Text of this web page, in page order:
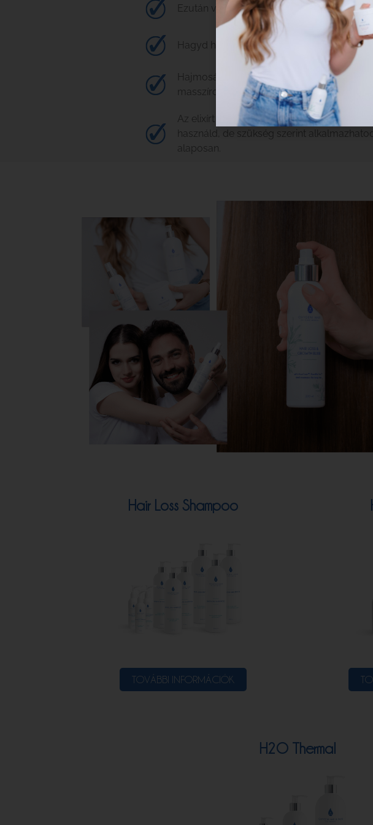
Ezután vigyél fel egy diónyi mennyiséget
Hagyd hatni a maszkot 5-15 percig, majd
Hajmosás után keverj ki a spray fejű
masszírozd be a nedves fejbőrödbe, majd
Az elixírt közvetlenül törölközőszáraz
használd, de szükség szerint
alaposan.
Hair Loss Shampoo
TOVÁBBI INFORMÁCIÓK
H2O Thermal